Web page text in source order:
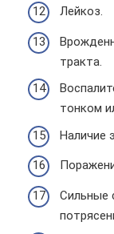
Лейкоз.
тракта.
тонком
Наличие
Сильные